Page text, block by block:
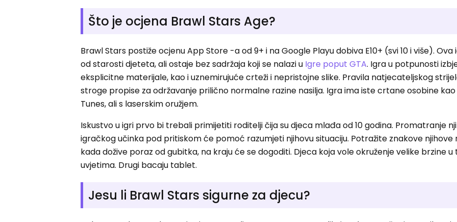
Što je ocjena Brawl Stars Age?
Brawl Stars postiže ocjenu App Store -a od 9+ i na Google Playu dobiva E10+ (svi 10 i više). Ova
od starosti djeteta, ali ostaje bez sadržaja koji se nalazi u Igre poput GTA. Igra u potpunosti
eksplicitne materijale, kao i uznemirujuće crteži i nepristojne slike. Pravila natjecateljskog
stroge propise za održavanje prilično normalne razine nasilja. Igra ima iste crtane osobine kao
Tunes, ali s laserskim oružjem.
Iskustvo u igri prvo bi trebali primijetiti roditelji čija su djeca mlađa od 10 godina. Promatranje
igračkog učinka pod pritiskom će pomoć razumjeti njihovu situaciju. Potražite znakove njihove
kada dožive poraz od gubitka, na kraju će se dogoditi. Djeca koja vole okruženje velike brzine
uvjetima. Drugi bacaju tablet.
Jesu li Brawl Stars sigurne za djecu?